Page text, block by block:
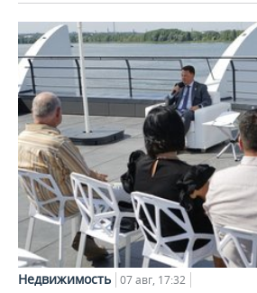
Недвижимость 07 авг, 17:32